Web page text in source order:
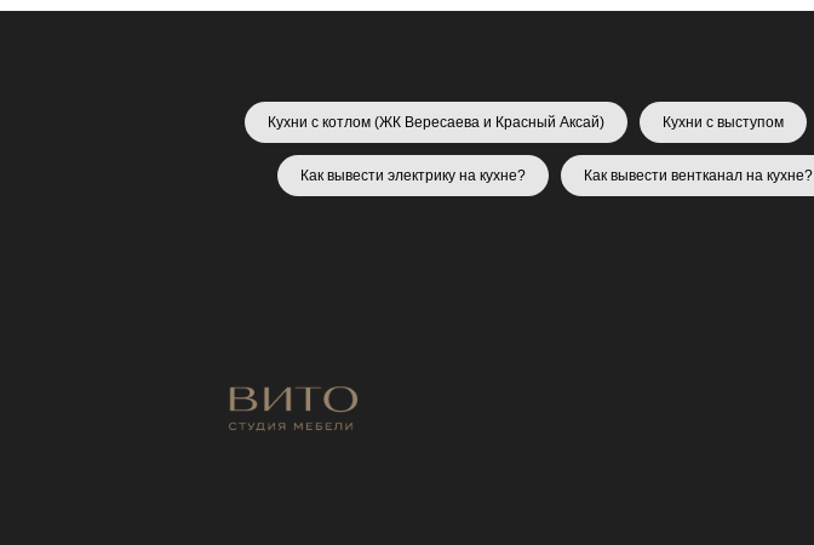
Кухни с котлом (ЖК Вересаева и Красный Аксай) Кухни с выступом
Как вывести электрику на кухне? Как вывести вентканал на кухне?